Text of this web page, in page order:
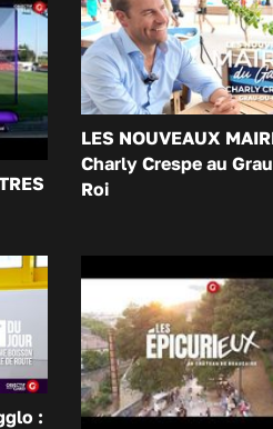
LES NOUVEAUX
Charly Crespe au
Roi
: